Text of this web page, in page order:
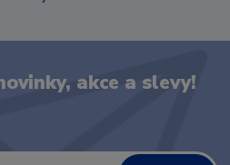
akce a slevy!